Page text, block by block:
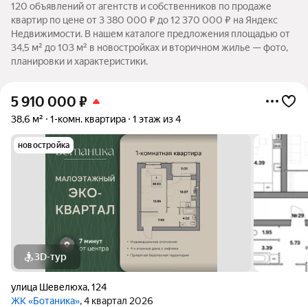
120 объявлений от агентств и собственников по продаже
квартир по цене от 3 380 000 ₽ до 12 370 000 ₽ на Яндекс
Недвижимости. В нашем каталоге предложения площадью от
34,5 м² до 103 м² в новостройках и вторичном жилье — фото,
планировки и характеристики.
5 910 000 ₽
38,6 м² 1-комн. квартира 1 этаж из 4
новостройка
3D-тур
улица Шевелюха,124
ЖК «Ботаника», 4 квартал 2026